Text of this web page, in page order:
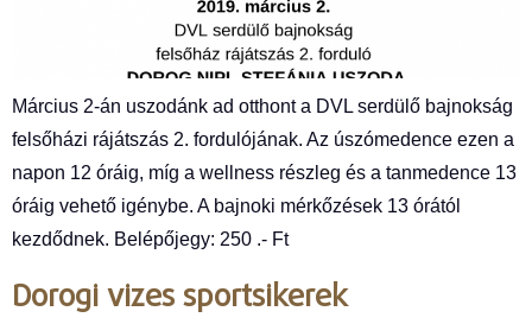
Március 2-án uszodánk ad otthont a DVL serdülő bajnokság
felsőházi rájátszás 2. fordulójának. Az úszómedence ezen a
napon 12 óráig, míg a wellness részleg és a tanmedence 13
óráig vehető igénybe. A bajnoki mérkőzések 13 órától
kezdődnek. Belépőjegy: 250 .- Ft
Dorogi vizes sportsikerek